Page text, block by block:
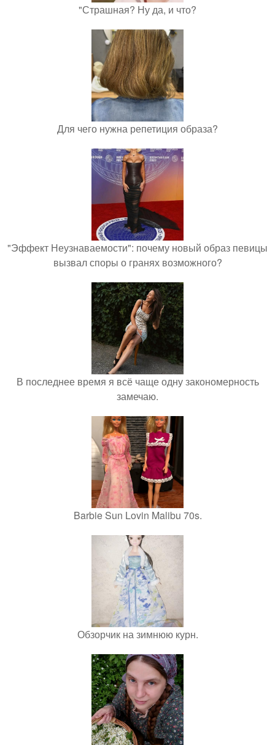
"Страшная? Ну да, и что?
Для чего нужна репетиция образа?
"Эффект Неузнаваемости": почему новый образ певицы
вызвал споры о гранях возможного?
В последнее время я всё чаще одну закономерность
замечаю.
Barbie Sun Lovin Malibu 70s.
Обзорчик на зимнюю курн.